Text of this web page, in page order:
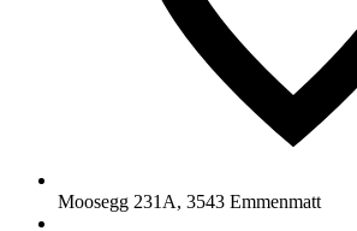
Moosegg 231A, 3543 Emmenmatt